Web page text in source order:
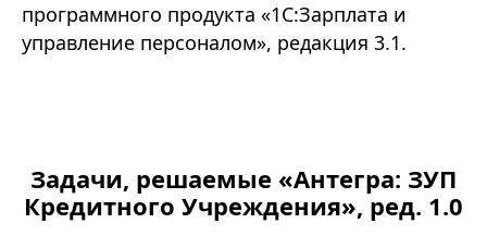
программного продукта «1С:Зарплата и
управление персоналом», редакция 3.1.
Задачи, решаемые «Антегра: ЗУП
Кредитного Учреждения», ред. 1.0